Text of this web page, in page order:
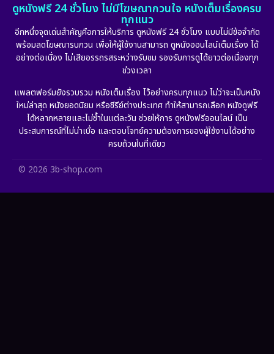
Film
Gothic (6)
HBO GO (11)
HBO Max (2)
Healing
Heist (7)
ดูหนังฟรี 24 ชั่วโมง ไม่มีโฆษณากวนใจ หนังเต็มเรื่องครบ
ทุกแนว
อีกหนึ่งจุดเด่นสำคัญคือการให้บริการ ดูหนังฟรี 24 ชั่วโมง แบบไม่มีข้อจำกัด
พร้อมลดโฆษณารบกวน เพื่อให้ผู้ใช้งานสามารถ ดูหนังออนไลน์เต็มเรื่อง ได้
อย่างต่อเนื่อง ไม่เสียอรรถรสระหว่างรับชม รองรับการดูได้ยาวต่อเนื่องทุก
ช่วงเวลา
แพลตฟอร์มยังรวบรวม หนังเต็มเรื่อง ไว้อย่างครบทุกแนว ไม่ว่าจะเป็นหนัง
ใหม่ล่าสุด หนังยอดนิยม หรือซีรีย์ต่างประเทศ ทำให้สามารถเลือก หนังดูฟรี
ได้หลากหลายและไม่ซ้ำในแต่ละวัน ช่วยให้การ ดูหนังฟรีออนไลน์ เป็น
ประสบการณ์ที่ไม่น่าเบื่อ และตอบโจทย์ความต้องการของผู้ใช้งานได้อย่าง
ครบถ้วนในที่เดียว
© 2026 3b-shop.com